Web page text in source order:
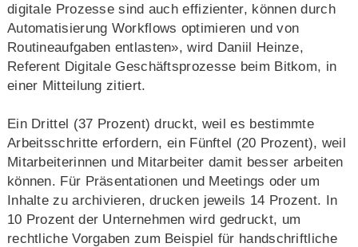
digitale Prozesse sind auch effizienter, können durch
Automatisierung Workflows optimieren und von
Routineaufgaben entlasten», wird Daniil Heinze,
Referent Digitale Geschäftsprozesse beim Bitkom, in
einer Mitteilung zitiert.
Ein Drittel (37 Prozent) druckt, weil es bestimmte
Arbeitsschritte erfordern, ein Fünftel (20 Prozent), weil
Mitarbeiterinnen und Mitarbeiter damit besser arbeiten
können. Für Präsentationen und Meetings oder um
Inhalte zu archivieren, drucken jeweils 14 Prozent. In
10 Prozent der Unternehmen wird gedruckt, um
rechtliche Vorgaben zum Beispiel für handschriftliche